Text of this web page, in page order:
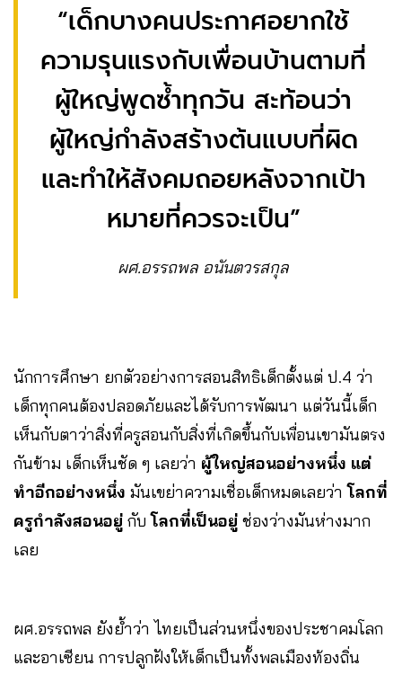
“เด็กบางคนประกาศอยากใช้
ความรุนแรงกับเพื่อนบ้านตามที่
ผู้ใหญ่พูดซ้ำทุกวัน สะท้อนว่า
ผู้ใหญ่กำลังสร้างต้นแบบที่ผิด
และทำให้สังคมถอยหลังจากเป้า
หมายที่ควรจะเป็น”
ผศ.อรรถพล อนันตวรสกุล
นักการศึกษา ยกตัวอย่างการสอนสิทธิเด็กตั้งแต่ ป.4 ว่า
เด็กทุกคนต้องปลอดภัยและได้รับการพัฒนา แต่วันนี้เด็ก
เห็นกับตาว่าสิ่งที่ครูสอนกับสิ่งที่เกิดขึ้นกับเพื่อนเขามันตรง
กันข้าม เด็กเห็นชัด ๆ เลยว่า ผู้ใหญ่สอนอย่างหนึ่ง แต่
ทำอีกอย่างหนึ่ง มันเขย่าความเชื่อเด็กหมดเลยว่าโลกที่
ครูกำลังสอนอยู่ กับโลกที่เป็นอยู่ ช่องว่างมันห่างมาก
เลย
ผศ.อรรถพล ยังย้ำว่า ไทยเป็นส่วนหนึ่งของประชาคมโลก
และอาเซียน การปลูกฝังให้เด็กเป็นทั้งพลเมืองท้องถิ่น